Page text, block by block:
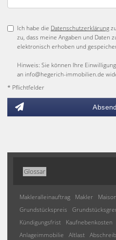
Ich habe die Datenschutzerklärung
zu, dass meine Angaben und Daten
elektronisch erhoben und
Hinweis: Sie können Ihre
an info@hegerich-immobilien.de
* Pflichtfelder
Glossar
Makleralleinauftrag Makler
Grundstückspreis
Kündigungsfrist
Kaufnebenkosten
Anlageimmobilie
Altlast